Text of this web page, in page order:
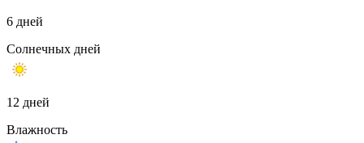
6 дней
Солнечных дней
12 дней
Влажность